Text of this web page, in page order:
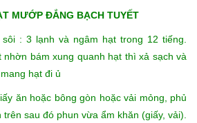
MƯỚP ĐẮNG BẠCH TUYẾT
: 3 lạnh và ngâm hạt trong 12 tiếng.
nhờn bám xung quanh hạt thì xả sạch và
hạt đi ủ
ăn hoặc bông gòn hoặc vải mỏng, phủ
sau đó phun vừa ẩm khăn (giấy, vải).